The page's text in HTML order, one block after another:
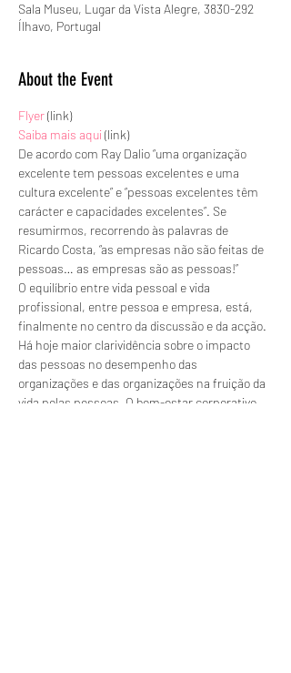
Sala Museu, Lugar da Vista Alegre, 3830-292
Ílhavo, Portugal
About the Event
Flyer (link)
Saiba mais aqui (link)
De acordo com Ray Dalio “uma organização
excelente tem pessoas excelentes e uma
cultura excelente” e “pessoas excelentes têm
carácter e capacidades excelentes”. Se
resumirmos, recorrendo às palavras de
Ricardo Costa, “as empresas não são feitas de
pessoas… as empresas são as pessoas!”
O equilíbrio entre vida pessoal e vida
profissional, entre pessoa e empresa, está,
finalmente no centro da discussão e da acção.
Há hoje maior clarividência sobre o impacto
das pessoas no desempenho das
organizações e das organizações na fruição da
vida pelas pessoas. O bem-estar corporativo